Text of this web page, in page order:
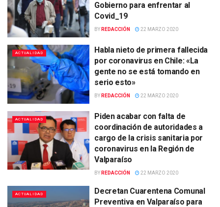
Gobierno para enfrentar al
Covid_19
BY REDACCIÓN 22 MARZO 2020
ACTUALIDAD
Habla nieto de primera fallecida
por coronavirus en Chile: «La
gente no se está tomando en
serio esto»
BY REDACCIÓN 22 MARZO 2020
ACTUALIDAD
Piden acabar con falta de
coordinación de autoridades a
cargo de la crisis sanitaria por
coronavirus en la Región de
Valparaíso
BY REDACCIÓN 22 MARZO 2020
ACTUALIDAD
Decretan Cuarentena Comunal
Preventiva en Valparaíso para